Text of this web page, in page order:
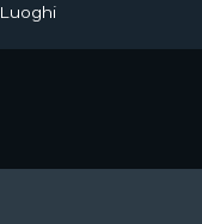
Luoghi